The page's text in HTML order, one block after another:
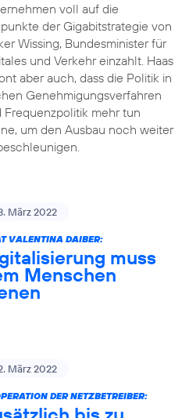
voll auf die
der Gigabitstrategie von
Wissing, Bundesminister für
und Verkehr einzahlt. Haas
aber auch, dass die Politik in
Genehmigungsverfahren
Frequenzpolitik mehr tun
um den Ausbau noch weiter
März 2022
VALENTINA DAIBER:
muss
Menschen
März 2022
DER NETZBETREIBER: